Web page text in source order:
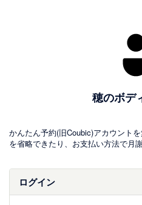
穂のボデ
かんたん予約(旧Coubic)アカウント
を省略できたり、お支払い方法で月
ログイン